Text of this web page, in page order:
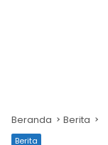
Beranda Berita
Berita